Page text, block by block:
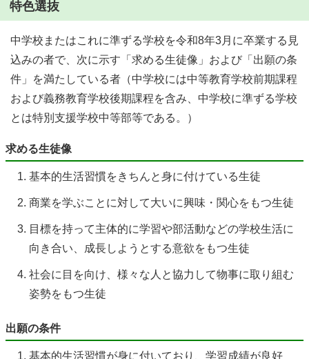
特色選抜
中学校またはこれに準ずる学校を令和8年3月に卒業する見
込みの者で、次に示す「求める生徒像」および「出願の条
件」を満たしている者（中学校には中等教育学校前期課程
および義務教育学校後期課程を含み、中学校に準ずる学校
とは特別支援学校中等部等である。）
求める生徒像
基本的生活習慣をきちんと身に付けている生徒
商業を学ぶことに対して大いに興味・関心をもつ生徒
目標を持って主体的に学習や部活動などの学校生活に
向き合い、成長しようとする意欲をもつ生徒
社会に目を向け、様々な人と協力して物事に取り組む
姿勢をもつ生徒
出願の条件
基本的生活習慣が身に付いており、学習成績が良好